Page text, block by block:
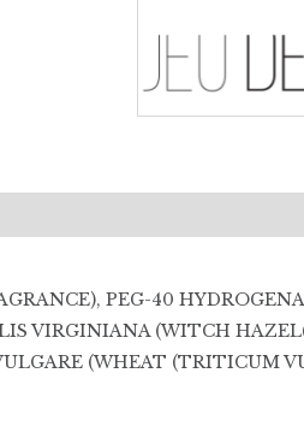
PEG-40
VIRGINIANA (WITCH
(WHEAT (TRITICUM